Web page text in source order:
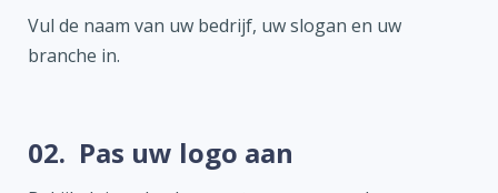
Vul de naam van uw bedrijf, uw slogan en uw
branche in.
02. Pas uw logo aan